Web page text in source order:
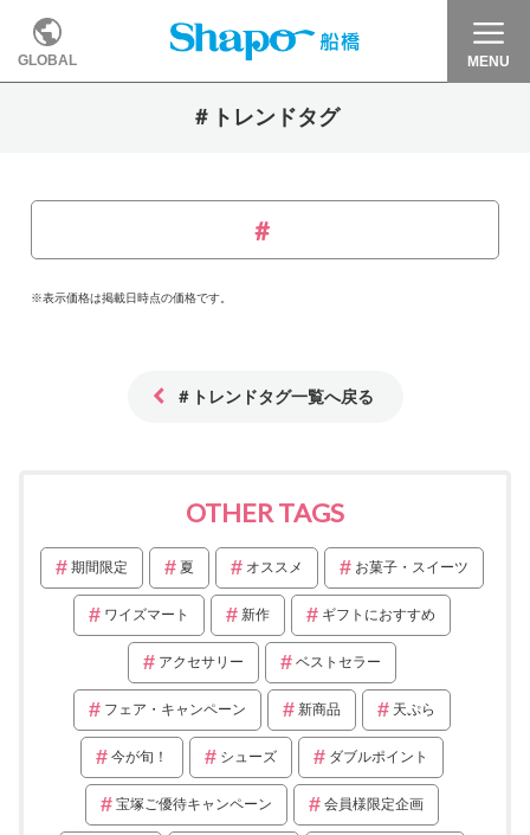
GLOBAL MENU
＃トレンドタグ
※表示価格は掲載日時点の価格です。
＃トレンドタグ一覧へ戻る
OTHER TAGS
期間限定 夏 オススメ お菓子・スイーツ
ワイズマート 新作 ギフトにおすすめ
アクセサリー ベストセラー
フェア・キャンペーン 新商品 天ぷら
今が旬！ シューズ ダブルポイント
宝塚ご優待キャンペーン 会員様限定企画